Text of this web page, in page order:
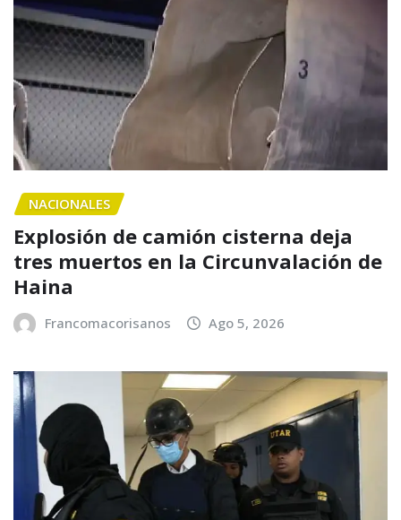
NACIONALES
Explosión de camión cisterna deja
tres muertos en la Circunvalación de
Haina
Francomacorisanos Ago 5, 2026